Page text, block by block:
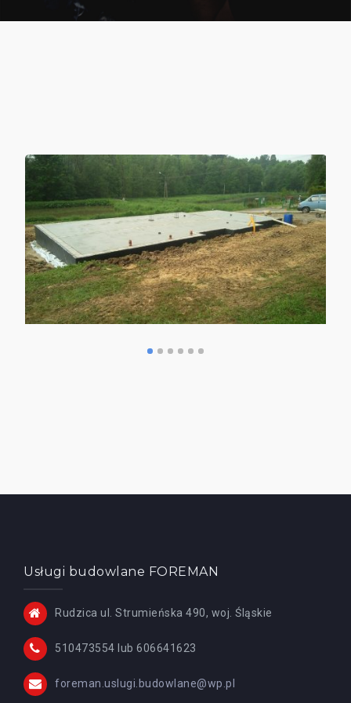
Usługi budowlane FOREMAN
Rudzica ul. Strumieńska 490, woj. Śląskie
510473554 lub 606641623
foreman.uslugi.budowlane@wp.pl